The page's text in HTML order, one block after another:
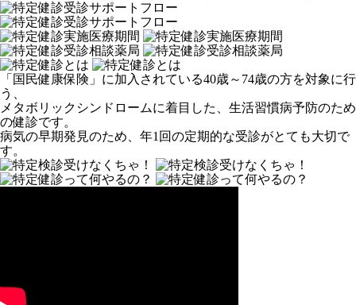
「国民健康保険」に加入されている40歳～74歳の方を対象に行
う、
メタボリックシンドロームに着目した、生活習慣病予防のため
の健診です。
病気の早期発見のため、年1回の定期的な受診がとても大切で
す。